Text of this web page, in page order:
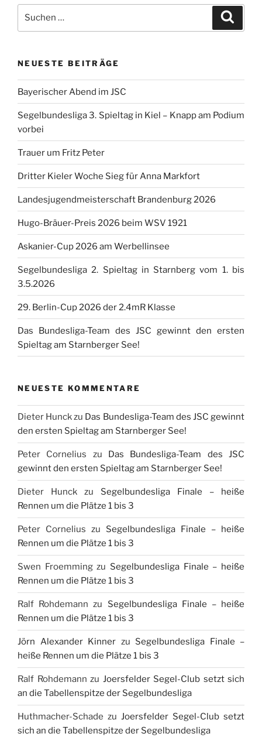
nach:
NEUESTE BEITRÄGE
Bayerischer Abend im JSC
Segelbundesliga 3. Spieltag in Kiel – Knapp am Podium
vorbei
Trauer um Fritz Peter
Dritter Kieler Woche Sieg für Anna Markfort
Landesjugendmeisterschaft Brandenburg 2026
Hugo-Bräuer-Preis 2026 beim WSV 1921
Askanier-Cup 2026 am Werbellinsee
Segelbundesliga 2. Spieltag in Starnberg vom 1. bis
3.5.2026
29. Berlin-Cup 2026 der 2.4mR Klasse
Das Bundesliga-Team des JSC gewinnt den ersten
Spieltag am Starnberger See!
NEUESTE KOMMENTARE
Dieter Hunckzu Das Bundesliga-Team des JSC gewinnt
den ersten Spieltag am Starnberger See!
Peter Cornelius zu Das Bundesliga-Team des JSC
gewinnt den ersten Spieltag am Starnberger See!
Dieter Hunck zu Segelbundesliga Finale – heiße
Rennen um die Plätze 1 bis 3
Peter Cornelius zu Segelbundesliga Finale – heiße
Rennen um die Plätze 1 bis 3
Swen Froemmingzu Segelbundesliga Finale – heiße
Rennen um die Plätze 1 bis 3
Ralf Rohdemann zu Segelbundesliga Finale – heiße
Rennen um die Plätze 1 bis 3
Jörn Alexander Kinner zu Segelbundesliga Finale –
heiße Rennen um die Plätze 1 bis 3
Ralf Rohdemann zu Joersfelder Segel-Club setzt sich
an die Tabellenspitze der Segelbundesliga
Huthmacher-Schade zu Joersfelder Segel-Club setzt
sich an die Tabellenspitze der Segelbundesliga